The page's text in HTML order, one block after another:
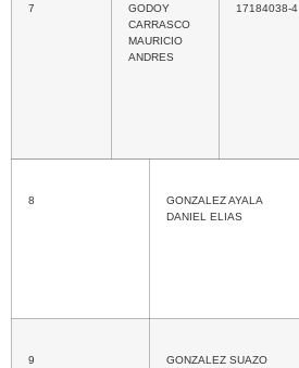
7
GODOY
CARRASCO
MAURICIO
ANDRES
17184038-4
8
GONZALEZ AYALA
DANIEL ELIAS
9
GONZALEZ SUAZO